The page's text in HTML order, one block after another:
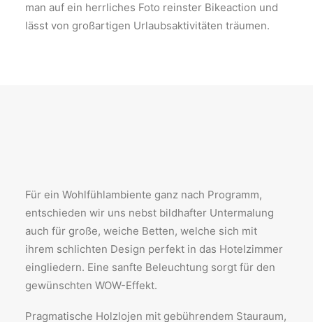
man auf ein herrliches Foto reinster Bikeaction und
lässt von großartigen Urlaubsaktivitäten träumen.
Für ein Wohlfühlambiente ganz nach Programm,
entschieden wir uns nebst bildhafter Untermalung
auch für große, weiche Betten, welche sich mit
ihrem schlichten Design perfekt in das Hotelzimmer
eingliedern. Eine sanfte Beleuchtung sorgt für den
gewünschten WOW-Effekt.
Pragmatische Holzlojen mit gebührendem Stauraum,